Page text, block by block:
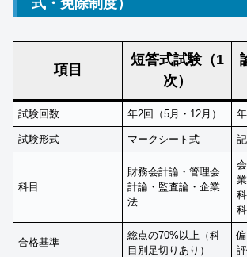
式・免除制度）
項目
短答式試験（1
次）
試験回数 年2回（5月・12月）
試験形式 マークシート式
科目
財務会計論・管理会
計論・監査論・企業
法
合格基準
総点の70%以上（科
目別足切りあり）